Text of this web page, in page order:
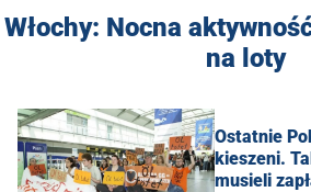
Włochy: Nocna
na loty
Ostatnie
kieszeni.
musieli